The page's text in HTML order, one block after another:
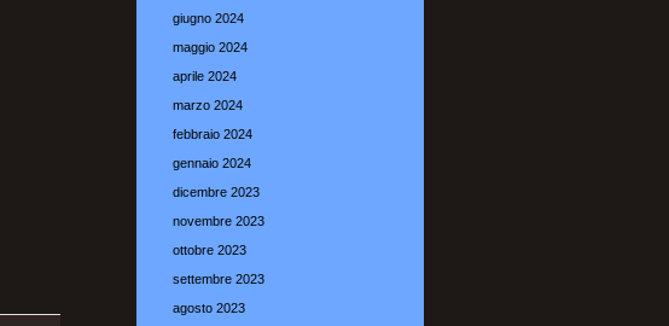
giugno 2024
maggio 2024
aprile 2024
marzo 2024
febbraio 2024
gennaio 2024
dicembre 2023
novembre 2023
ottobre 2023
settembre 2023
agosto 2023